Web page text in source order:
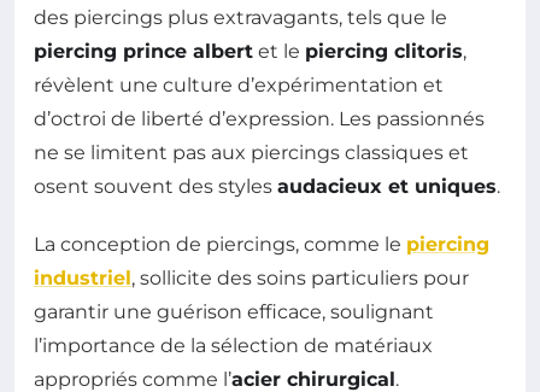
des piercings plus extravagants, tels que le
piercing prince albert et le piercing clitoris,
révèlent une culture d’expérimentation et
d’octroi de liberté d’expression. Les passionnés
ne se limitent pas aux piercings classiques et
osent souvent des styles audacieux et uniques.
La conception de piercings, comme le piercing
industriel, sollicite des soins particuliers pour
garantir une guérison efficace, soulignant
l’importance de la sélection de matériaux
appropriés comme l’acier chirurgical.